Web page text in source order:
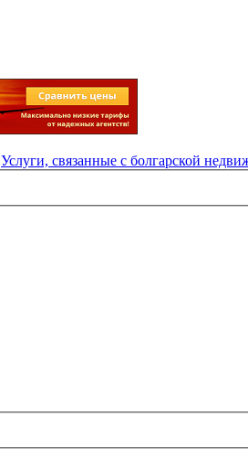
Услуги, связанные с болгарской